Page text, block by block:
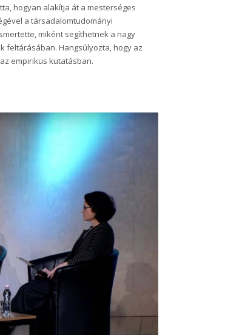
hogyan alakítja át a mesterséges
a társadalomtudományi
miként segíthetnek a nagy
feltárásában. Hangsúlyozta, hogy az
empirikus kutatásban.